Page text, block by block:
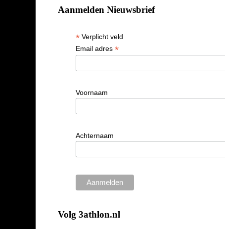
Aanmelden Nieuwsbrief
* Verplicht veld
Email adres *
Voornaam
Achternaam
Volg 3athlon.nl